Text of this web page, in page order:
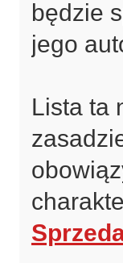
będzie
jego
Lista ta